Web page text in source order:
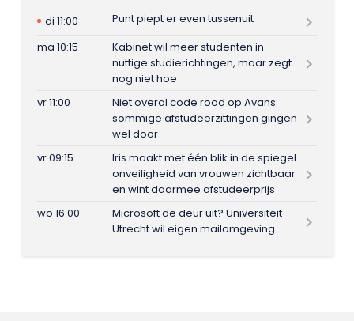
di 11:00
Punt piept er even tussenuit
ma 10:15
Kabinet wil meer studenten in
nuttige studierichtingen, maar zegt
nog niet hoe
vr 11:00
Niet overal code rood op Avans:
sommige afstudeerzittingen gingen
wel door
vr 09:15
Iris maakt met één blik in de spiegel
onveiligheid van vrouwen zichtbaar
en wint daarmee afstudeerprijs
wo 16:00
Microsoft de deur uit? Universiteit
Utrecht wil eigen mailomgeving